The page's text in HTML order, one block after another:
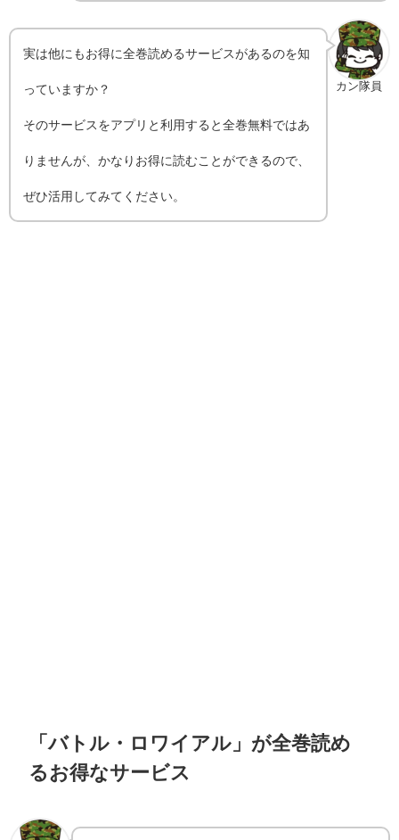
カン隊員
実は他にもお得に全巻読めるサービスがあるのを知
っていますか？
そのサービスをアプリと利用すると全巻無料ではあ
りませんが、かなりお得に読むことができるので、
ぜひ活用してみてください。
「バトル・ロワイアル」が全巻読め
るお得なサービス